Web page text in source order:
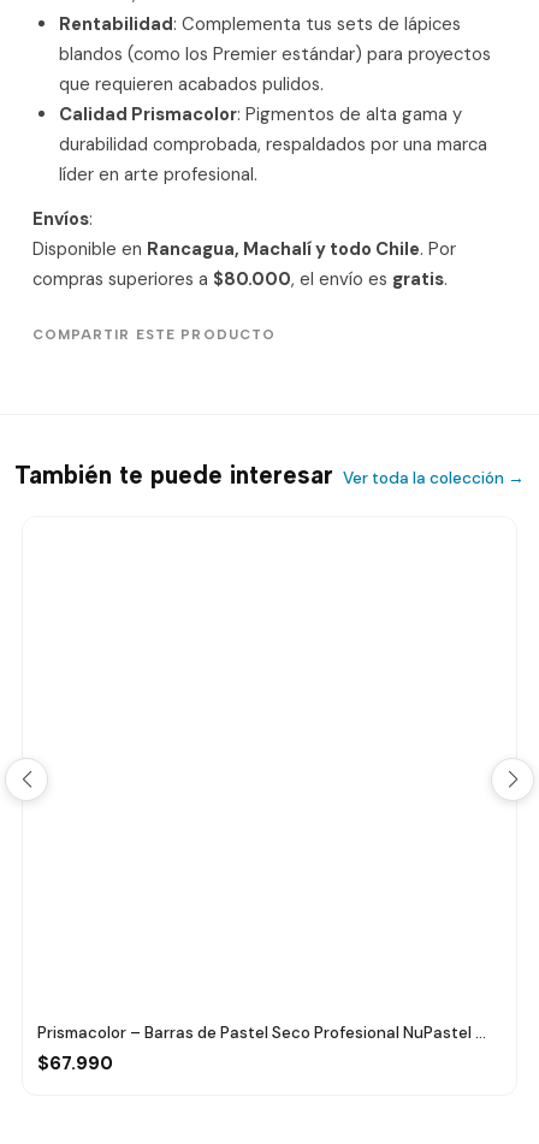
Rentabilidad: Complementa tus sets de lápices
blandos (como los Premier estándar) para proyectos
que requieren acabados pulidos.
Calidad Prismacolor: Pigmentos de alta gama y
durabilidad comprobada, respaldados por una marca
líder en arte profesional.
Envíos:
Disponible en Rancagua, Machalí y todo Chile. Por
compras superiores a $80.000, el envío es gratis.
COMPARTIR ESTE PRODUCTO
También te puede interesar Ver toda la colección →
Prismacolor – Barras de Pastel Seco Profesional NuPastel ...
$67.990